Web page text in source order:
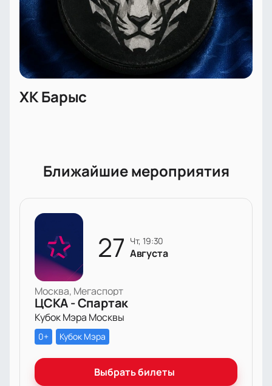
ХК Барыс
Ближайшие мероприятия
27 чт, 19:30
Августа
Москва, Мегаспорт
ЦСКА - Спартак
Кубок Мэра Москвы
0+ Кубок Мэра
Выбрать билеты